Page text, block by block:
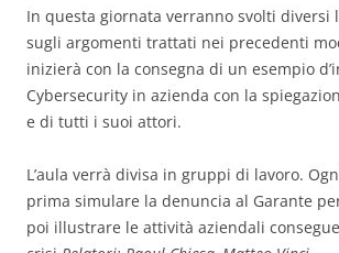
In questa giornata verranno svolti diversi
sugli argomenti trattati nei precedenti
inizierà con la consegna di un esempio
Cybersecurity in azienda con la
e di tutti i suoi attori.
L’aula verrà divisa in gruppi di lavoro.
prima simulare la denuncia al Garante
poi illustrare le attività aziendali